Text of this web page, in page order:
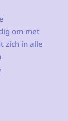
om met
zich in alle